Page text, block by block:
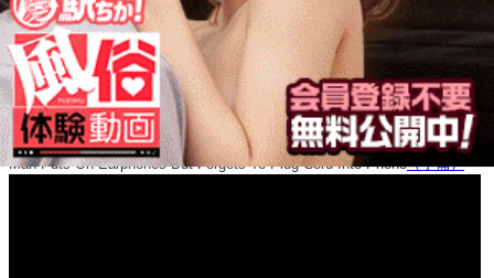
Man Puts On Earphones But Forgets To Plug Cord Into Phone（予備）